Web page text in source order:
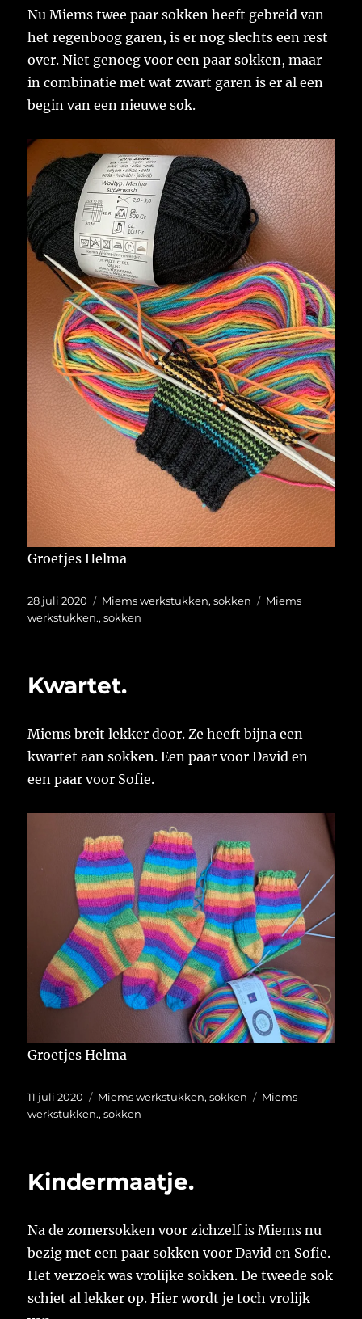
Nu Miems twee paar sokken heeft gebreid van
het regenboog garen, is er nog slechts een rest
over. Niet genoeg voor een paar sokken, maar
in combinatie met wat zwart garen is er al een
begin van een nieuwe sok.
Groetjes Helma
Geplaatst
op
28 juli 2020 Categorieën
Miems werkstukken,sokken Tags
Miems
werkstukken.,sokken
Kwartet.
Miems breit lekker door. Ze heeft bijna een
kwartet aan sokken. Een paar voor David en
een paar voor Sofie.
Groetjes Helma
Geplaatst
op
11 juli 2020 Categorieën
Miems werkstukken,sokken Tags
Miems
werkstukken.,sokken
Kindermaatje.
Na de zomersokken voor zichzelf is Miems nu
bezig met een paar sokken voor David en Sofie.
Het verzoek was vrolijke sokken. De tweede sok
schiet al lekker op. Hier wordt je toch vrolijk